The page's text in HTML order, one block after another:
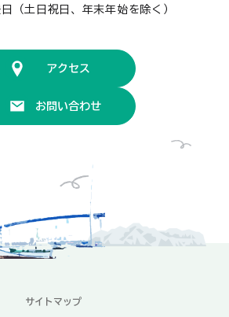
（土日祝日、年末年始を除く）
アクセス
お問い合わせ
サイトマップ